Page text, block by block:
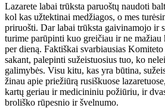
Lazarete labai trūksta paruoštų naudoti
kol kas užtektinai medžiagos, o mes
priruošti. Dar labai trūksta gaivinamojo ir
turime parūpinti kuo greičiau ir ne
per dieną. Faktiškai svarbiausias
sakant, palepinti sužeistuosius tuo, ko
galimybės. Visu kitu, kas yra būtina,
žinau apie priežiūrą rusiškuose
kartų geriau ir medicininiu požiūriu, ir
broliško rūpesnio ir švelnumo.